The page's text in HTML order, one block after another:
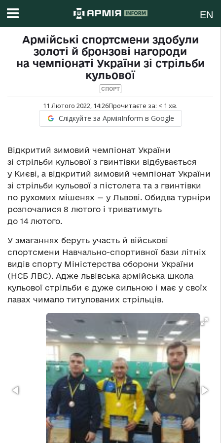
EN
Армійські спортсмени здобули
золоті й бронзові нагороди
на чемпіонаті України зі стрільби
кульової
СПОРТ
11 Лютого 2022, 14:26Прочитаєте за: < 1 хв.
Слідкуйте за АрміяInform в Google
Відкритий зимовий чемпіонат України
зі стрільби кульової з гвинтівки відбувається
у Києві, а відкритий зимовий чемпіонат України
зі стрільби кульової з пістолета та з гвинтівки
по рухомих мішенях — у Львові. Обидва турніри
розпочалися 8 лютого і триватимуть
до 14 лютого.
У змаганнях беруть участь й військові
спортсмени Навчально-спортивної бази літніх
видів спорту Міністерства оборони України
(НСБ ЛВС). Адже львівська армійська школа
кульової стрільби є дуже сильною і має у своїх
лавах чимало титулованих стрільців.